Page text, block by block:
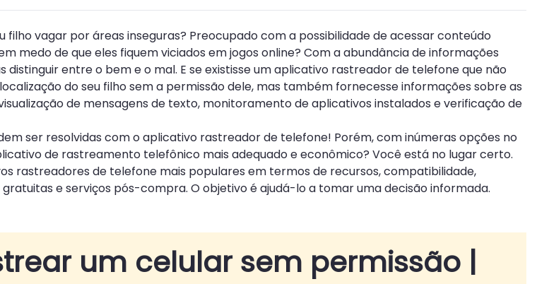
filho vagar por áreas inseguras? Preocupado com a possibilidade de acessar conteúdo
medo de que eles fiquem viciados em jogos online? Com a abundância de informações
distinguir entre o bem e o mal. E se existisse um aplicativo rastreador de telefone que não
do seu filho sem a permissão dele, mas também fornecesse informações sobre as
de mensagens de texto, monitoramento de aplicativos instalados e verificação de
ser resolvidas com o aplicativo rastreador de telefone! Porém, com inúmeras opções no
de rastreamento telefônico mais adequado e econômico? Você está no lugar certo.
rastreadores de telefone mais populares em termos de recursos, compatibilidade,
e serviços pós-compra. O objetivo é ajudá-lo a tomar uma decisão informada.
um celular sem permissão |